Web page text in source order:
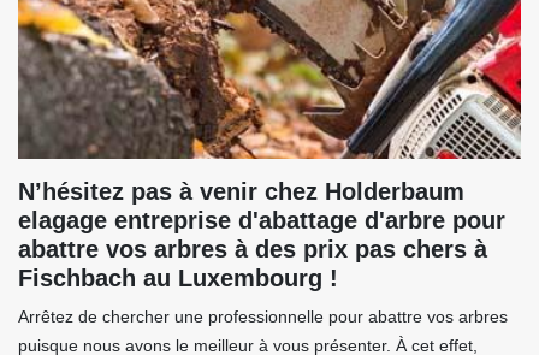
N’hésitez pas à venir chez Holderbaum
elagage entreprise d'abattage d'arbre pour
abattre vos arbres à des prix pas chers à
Fischbach au Luxembourg !
Arrêtez de chercher une professionnelle pour abattre vos arbres
puisque nous avons le meilleur à vous présenter. À cet effet,